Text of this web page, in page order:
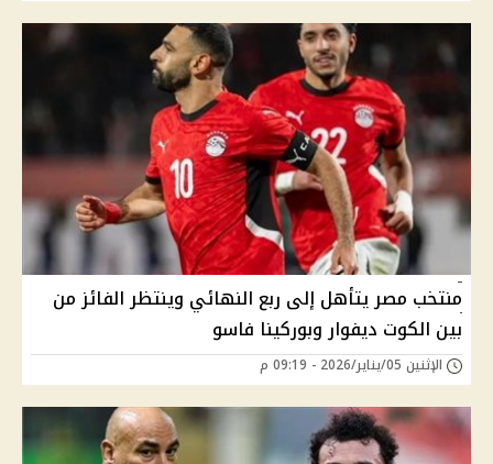
منتخب مصر يتأهل إلى ربع النهائي وينتظر الفائز من
بين الكوت ديفوار وبوركينا فاسو
الإثنين 05/يناير/2026 - 09:19 م